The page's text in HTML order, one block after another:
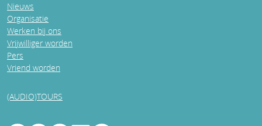
Nieuws
Organisatie
Werken bij ons
Vrijwilliger worden
Pers
Vriend worden
(AUDIO)TOURS